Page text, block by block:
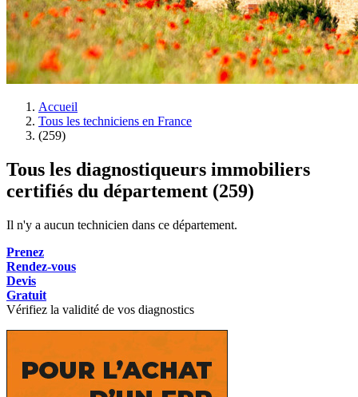
Accueil
Tous les techniciens en France
(259)
Tous les diagnostiqueurs immobiliers
certifiés du département (259)
Il n'y a aucun technicien dans ce département.
Prenez
Rendez-vous
Devis
Gratuit
Vérifiez la validité de vos diagnostics